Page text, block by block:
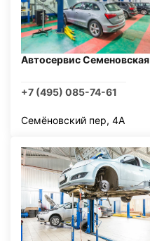
Автосервис Семеновская
+7 (495) 085-74-61
Семёновский пер, 4А